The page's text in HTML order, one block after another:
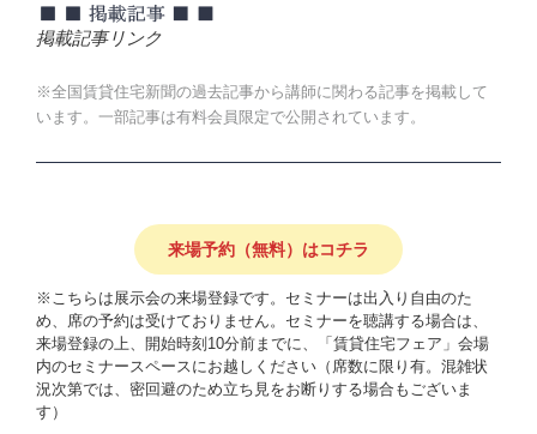
掲載記事リンク
※全国賃貸住宅新聞の過去記事から講師に関わる記事を掲載して
います。一部記事は有料会員限定で公開されています。
来場予約（無料）はコチラ
※こちらは展示会の来場登録です。セミナーは出入り自由のた
め、席の予約は受けておりません。セミナーを聴講する場合は、
来場登録の上、開始時刻10分前までに、「賃貸住宅フェア」会場
内のセミナースペースにお越しください（席数に限り有。混雑状
況次第では、密回避のため立ち見をお断りする場合もございま
す）